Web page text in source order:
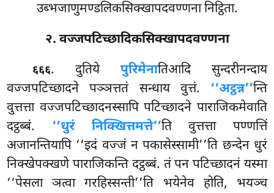
उब्भजाणुमण्डलिकसिक्खापदवण्णना निट्ठिता.
२. वज्जपटिच्छादिकसिक्खापदवण्णना
६६६. दुतिये पुरिमेनातिआदि सुन्दरीनन्दाय
वज्जपटिच्छादने पञ्ञत्ततं सन्धाय वुत्तं. ‘‘अट्ठन्न’’न्ति
वुत्तत्ता वज्जपटिच्छादनस्सापि पटिच्छादने पाराजिकमेवाति
दट्ठब्बं. ‘‘धुरं निक्खित्तमत्ते’’ति वुत्तत्ता पण्णत्तिं
अजानन्तियापि ‘‘इदं वज्जं न पकासेस्सामी’’ति छन्देन धुरं
निक्खेपक्खणे पाराजिकन्ति दट्ठब्बं. तं पन पटिच्छादनं यस्मा
‘‘पेसला ञत्वा गरहिस्सन्ती’’ति भयेनेव होति, भयञ्च